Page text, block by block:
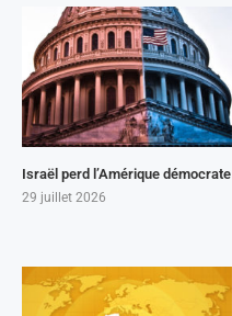
Israël perd l’Amérique démocrate
29 juillet 2026